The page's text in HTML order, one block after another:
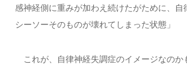
感神経側に重みが加わえ続けたがために、自
シーソーそのものが壊れてしまった状態」
これが、自律神経失調症のイメージなのか